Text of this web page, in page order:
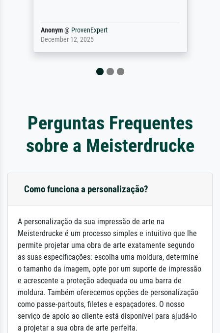
Reinhold,@ProvenExpert
April 22, 2026
Perguntas Frequentes
sobre a Meisterdrucke
Como funciona a personalização?
A personalização da sua impressão de arte na
Meisterdrucke é um processo simples e intuitivo que lhe
permite projetar uma obra de arte exatamente segundo
as suas especificações: escolha uma moldura, determine
o tamanho da imagem, opte por um suporte de impressão
e acrescente a proteção adequada ou uma barra de
moldura. Também oferecemos opções de personalização
como passe-partouts, filetes e espaçadores. O nosso
serviço de apoio ao cliente está disponível para ajudá-lo
a projetar a sua obra de arte perfeita.